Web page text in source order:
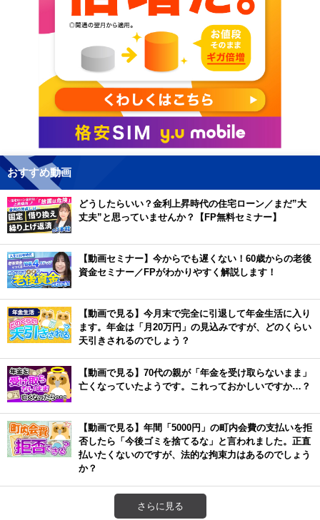
おすすめ動画
どうしたらいい？金利上昇時代の住宅ローン／まだ”大
丈夫”と思っていませんか？【FP無料セミナー】
【動画セミナー】今からでも遅くない！60歳からの老後
資金セミナー／FPがわかりやすく解説します！
【動画で見る】今月末で完全に引退して年金生活に入り
ます。年金は「月20万円」の見込みですが、どのくらい
天引きされるのでしょう？
【動画で見る】70代の親が「年金を受け取らないまま」
亡くなっていたようです。これっておかしいですか…？
【動画で見る】年間「5000円」の町内会費の支払いを拒
否したら「今後ゴミを捨てるな」と言われました。正直
払いたくないのですが、法的な拘束力はあるのでしょう
か？
さらに見る